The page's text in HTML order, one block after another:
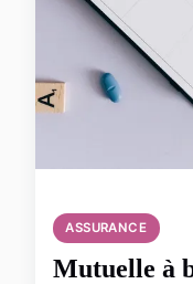
ASSURANCE
Mutuelle à